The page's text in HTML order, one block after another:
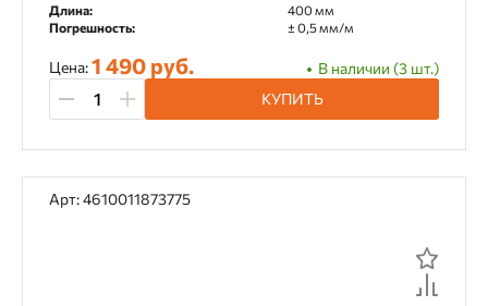
Длина:
400 мм
Погрешность:
± 0,5 мм/м
Цена:1 490 руб.
В наличии (3 шт.)
КУПИТЬ
Арт: 4610011873775